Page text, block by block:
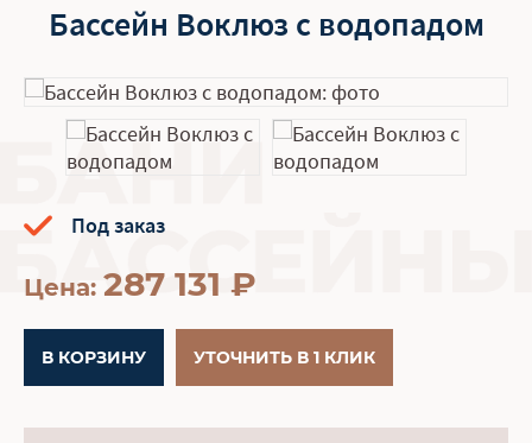
Бассейн Воклюз с водопадом
Цена: 287 131 ₽
Под заказ
В КОРЗИНУ УТОЧНИТЬ В 1 КЛИК